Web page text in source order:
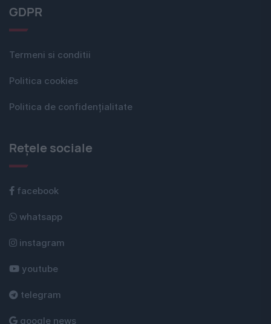
GDPR
Termeni si conditii
Politica cookies
Politica de confidențialitate
Rețele sociale
facebook
whatsapp
instagram
youtube
telegram
google news